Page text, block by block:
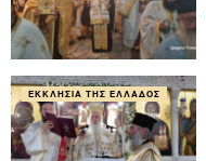
ΕΚΚΛΗΣΊΑ ΤΗΣ ΕΛΛΆΔΟΣ